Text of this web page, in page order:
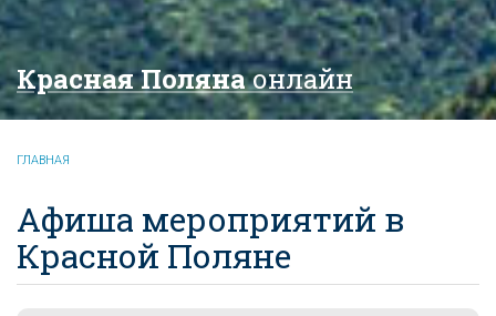
Красная Полянаонлайн
ГЛАВНАЯ
Афиша мероприятий в
Красной Поляне